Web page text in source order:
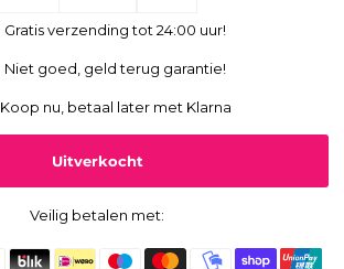
Gratis verzending tot 24:00 uur!
Niet goed, geld terug garantie!
Koop nu, betaal later met Klarna
Veilig betalen met: